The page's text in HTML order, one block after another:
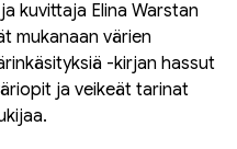
kuvittaja Elina Warstan
mukanaan värien
-kirjan hassut
ja veikeät tarinat